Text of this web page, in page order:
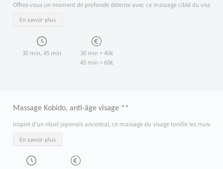
Offrez-vous un moment de profonde détente avec ce massage ciblé du
En savoir plus
30 min, 45 min
30 min = 40€
45 min = 60€
Massage Kobido, anti-âge visage **
Inspiré d’un rituel japonais ancestral, ce massage du visage tonifie les
En savoir plus